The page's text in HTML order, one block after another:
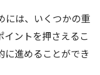
には、いくつかの重
イントを押さえるこ
に進めることができ